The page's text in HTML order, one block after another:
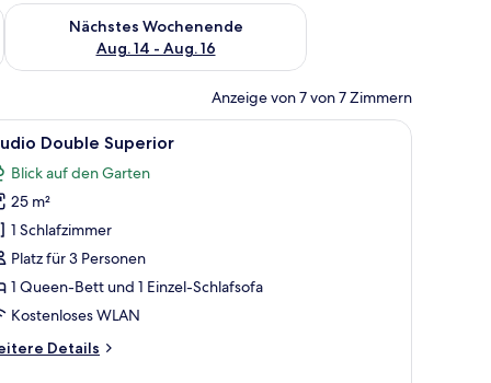
Aug. 7 - Aug. 9.
Nächstes Wochenende
Aug. 14 - Aug. 16
Überprüfe die Verfügbarkeit für nächstes Wochenende, Aug.
Anzeige von 7 von 7 Zimmern
einer Lampe, einem Spiegel und einer kleinen Küchenzeile.
Ein Schlafzimmer mit Bett, Nachttischen,
14 Double Superior
Blick auf den Garten
25 m²
1 Schlafzimmer
Platz für 3 Personen
1 Queen-Bett und 1 Einzel-Schlafsofa
Kostenloses WLAN
Details